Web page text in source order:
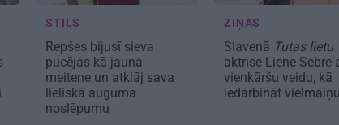
STILS
Repšes bijusī sieva
pucējas kā jauna
meitene un atklāj sava
lieliskā auguma
noslēpumu
ZIŅAS
Slavenā Tutas lietu
aktrise Liene Sebre
vienkāršu veidu, kā
iedarbināt